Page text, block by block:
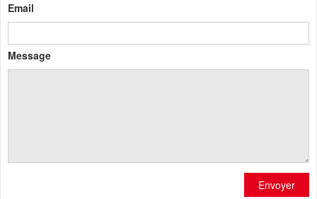
Email
Message
Envoyer